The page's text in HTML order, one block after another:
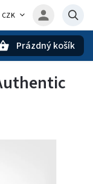
CZK
Prázdný košík